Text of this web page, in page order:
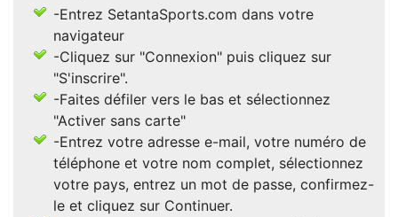
-Entrez SetantaSports.com dans votre
navigateur
-Cliquez sur "Connexion" puis cliquez sur
"S'inscrire".
-Faites défiler vers le bas et sélectionnez
"Activer sans carte"
-Entrez votre adresse e-mail, votre numéro de
téléphone et votre nom complet, sélectionnez
votre pays, entrez un mot de passe, confirmez-
le et cliquez sur Continuer.